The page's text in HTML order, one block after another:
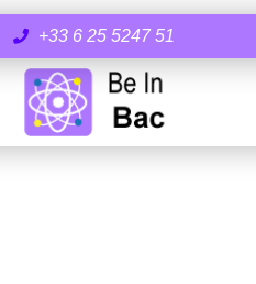
+33 6 25 5247 51